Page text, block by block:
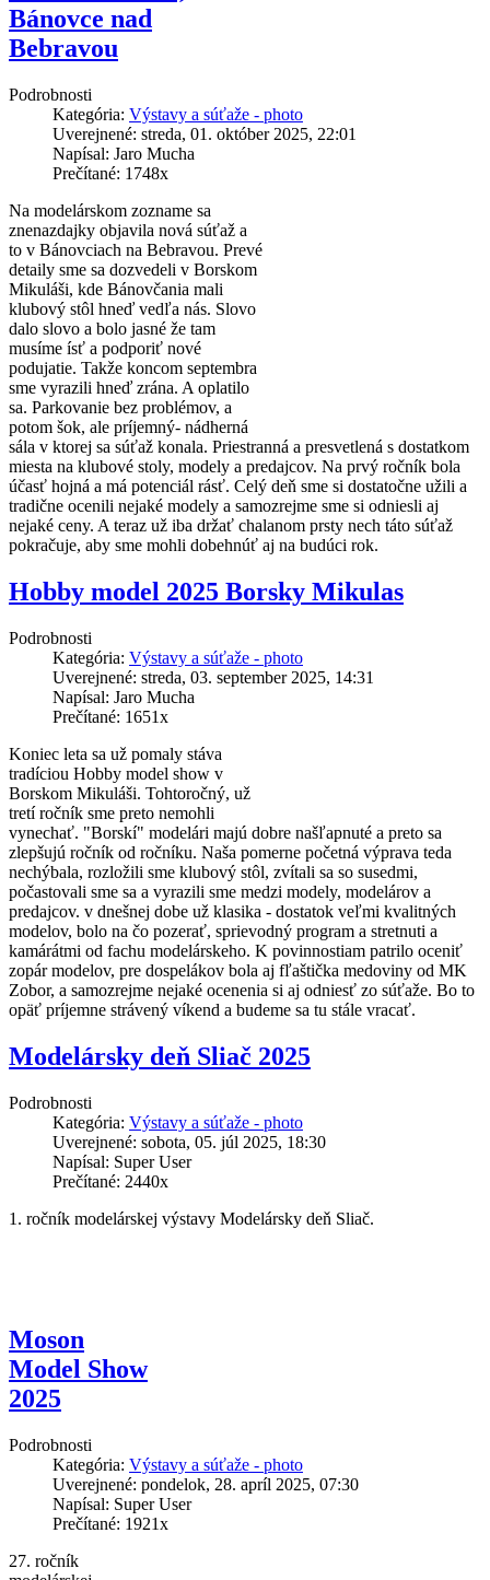
Bánovce nad
Bebravou
Podrobnosti
Kategória: Výstavy a súťaže - photo
Uverejnené: streda, 01. október 2025, 22:01
Napísal: Jaro Mucha
Prečítané: 1748x
Na modelárskom zozname sa
znenazdajky objavila nová súťaž a
to v Bánovciach na Bebravou. Prevé
detaily sme sa dozvedeli v Borskom
Mikuláši, kde Bánovčania mali
klubový stôl hneď vedľa nás. Slovo
dalo slovo a bolo jasné že tam
musíme ísť a podporiť nové
podujatie. Takže koncom septembra
sme vyrazili hneď zrána. A oplatilo
sa. Parkovanie bez problémov, a
potom šok, ale príjemný- nádherná
sála v ktorej sa súťaž konala. Priestranná a presvetlená s dostatkom
miesta na klubové stoly, modely a predajcov. Na prvý ročník bola
účasť hojná a má potenciál rásť. Celý deň sme si dostatočne užili a
tradične ocenili nejaké modely a samozrejme sme si odniesli aj
nejaké ceny. A teraz už iba držať chalanom prsty nech táto súťaž
pokračuje, aby sme mohli dobehnúť aj na budúci rok.
Hobby model 2025 Borsky Mikulas
Podrobnosti
Kategória: Výstavy a súťaže - photo
Uverejnené: streda, 03. september 2025, 14:31
Napísal: Jaro Mucha
Prečítané: 1651x
Koniec leta sa už pomaly stáva
tradíciou Hobby model show v
Borskom Mikuláši. Tohtoročný, už
tretí ročník sme preto nemohli
vynechať. "Borskí" modelári majú dobre našľapnuté a preto sa
zlepšujú ročník od ročníku. Naša pomerne početná výprava teda
nechýbala, rozložili sme klubový stôl, zvítali sa so susedmi,
počastovali sme sa a vyrazili sme medzi modely, modelárov a
predajcov. v dnešnej dobe už klasika - dostatok veľmi kvalitných
modelov, bolo na čo pozerať, sprievodný program a stretnuti a
kamárátmi od fachu modelárskeho. K povinnostiam patrilo oceniť
zopár modelov, pre dospelákov bola aj fľaštička medoviny od MK
Zobor, a samozrejme nejaké ocenenia si aj odniesť zo súťaže. Bo to
opäť príjemne strávený víkend a budeme sa tu stále vracať.
Modelársky deň Sliač 2025
Podrobnosti
Kategória: Výstavy a súťaže - photo
Uverejnené: sobota, 05. júl 2025, 18:30
Napísal: Super User
Prečítané: 2440x
1. ročník modelárskej výstavy Modelársky deň Sliač.
Moson
Model Show
2025
Podrobnosti
Kategória: Výstavy a súťaže - photo
Uverejnené: pondelok, 28. apríl 2025, 07:30
Napísal: Super User
Prečítané: 1921x
27. ročník